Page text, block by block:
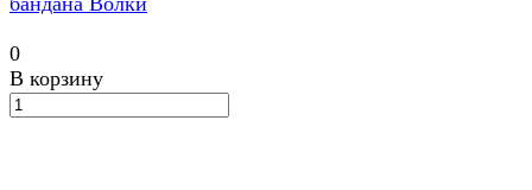
0
В корзину